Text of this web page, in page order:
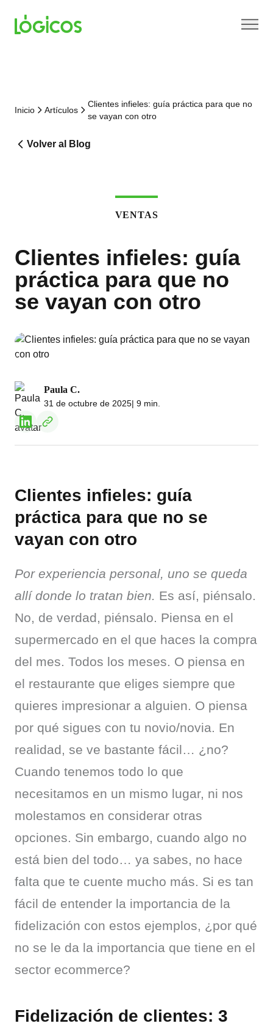
Inicio Artículos
Clientes infieles: guía práctica para que no
se vayan con otro
Volver al Blog
VENTAS
Clientes infieles: guía
práctica para que no
se vayan con otro
Paula C.
31 de octubre de 2025| 9 min.
Clientes infieles: guía
práctica para que no se
vayan con otro
Por experiencia personal, uno se queda
allí donde lo tratan bien. Es así, piénsalo.
No, de verdad, piénsalo. Piensa en el
supermercado en el que haces la compra
del mes. Todos los meses. O piensa en
el restaurante que eliges siempre que
quieres impresionar a alguien. O piensa
por qué sigues con tu novio/novia. En
realidad, se ve bastante fácil… ¿no?
Cuando tenemos todo lo que
necesitamos en un mismo lugar, ni nos
molestamos en considerar otras
opciones. Sin embargo, cuando algo no
está bien del todo… ya sabes, no hace
falta que te cuente mucho más. Si es tan
fácil de entender la importancia de la
fidelización con estos ejemplos, ¿por qué
no se le da la importancia que tiene en el
sector ecommerce?
Fidelización de clientes: 3